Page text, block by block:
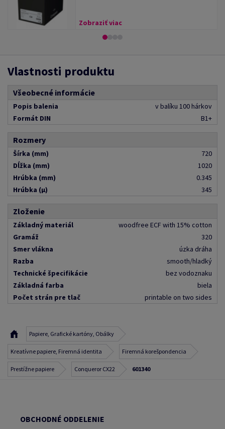
Zobraziť viac
Vlastnosti produktu
Všeobecné informácie
Popis balenia
v balíku 100 hárkov
Formát DIN
B1+
Rozmery
Šírka (mm)
720
Dĺžka (mm)
1020
Hrúbka (mm)
0.345
Hrúbka (μ)
345
Zloženie
Základný materiál
woodfree ECF with 15% cotton
Gramáž
320
Smer vlákna
úzka dráha
Razba
smooth/hladký
Technické špecifikácie
bez vodoznaku
Základná farba
biela
Počet strán pre tlač
printable on two sides
Papiere, Grafické kartóny, Obálky
Kreatívne papiere, Firemná identita Firemná korešpondencia
Prestížne papiere Conqueror CX22 601340
OBCHODNÉ ODDELENIE